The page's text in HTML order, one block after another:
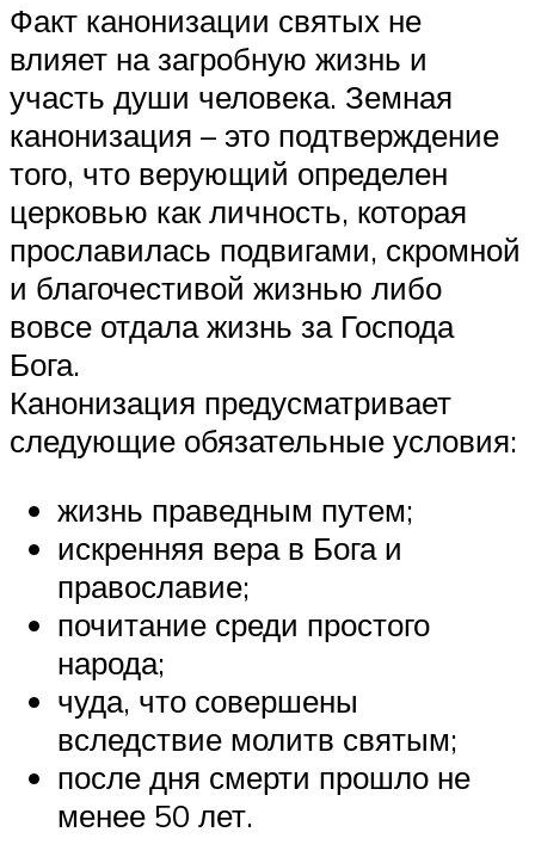
Факт канонизации святых не
влияет на загробную жизнь и
участь души человека. Земная
канонизация – это подтверждение
того, что верующий определен
церковью как личность, которая
прославилась подвигами, скромной
и благочестивой жизнью либо
вовсе отдала жизнь за Господа
Бога.
Канонизация предусматривает
следующие обязательные условия:
жизнь праведным путем;
искренняя вера в Бога и
православие;
почитание среди простого
народа;
чуда, что совершены
вследствие молитв святым;
после дня смерти прошло не
менее 50 лет.